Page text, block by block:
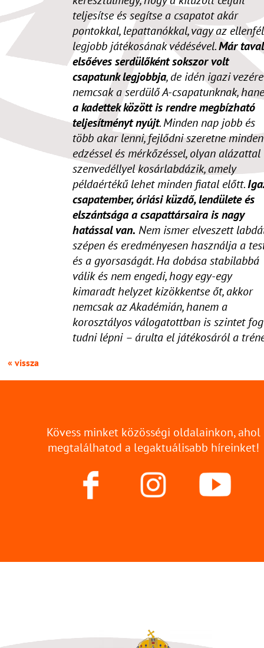
teljesítse és segítse a csapatot akár
pontokkal, lepattanókkal, vagy az ellenfél
legjobb játékosának védésével.Már
elsőéves serdülőként sokszor volt
csapatunk legjobbja, de idén igazi vezére
nemcsak a serdülő A-csapatunknak,
a kadettek között is rendre megbízható
teljesítményt nyújt. Minden nap jobb és
több akar lenni, fejlődni szeretne minden
edzéssel és mérkőzéssel, olyan alázattal
szenvedéllyel kosárlabdázik, amely
példaértékű lehet minden fiatal előtt.
csapatember, óriási küzdő, lendülete és
elszántsága a csapattársaira is nagy
hatással van. Nem ismer elveszett
szépen és eredményesen használja a
és a gyorsaságát. Ha dobása stabilabbá
válik és nem engedi, hogy egy-egy
kimaradt helyzet kizökkentse őt, akkor
nemcsak az Akadémián, hanem a
korosztályos válogatottban is szintet fog
tudni lépni – árulta el játékosáról a
« vissza
Kövess minket közösségi oldalainkon, ahol
megtalálhatod a legaktuálisabb híreinket!